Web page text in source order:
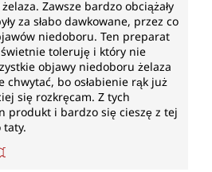
się do utrzymania
krwinek, do
energetycznego, do
układu nerwowego,
stanu skóry i błon
prawidłowego widzenia,
Zawsze bardzo obciążały
za słabo dawkowane, przez co
niedoboru. Ten preparat
toleruję i który nie
objawy niedoboru żelaza
chwytać, bo osłabienie rąk już
się rozkręcam. Z tych
produkt i bardzo się cieszę z tej
taty.